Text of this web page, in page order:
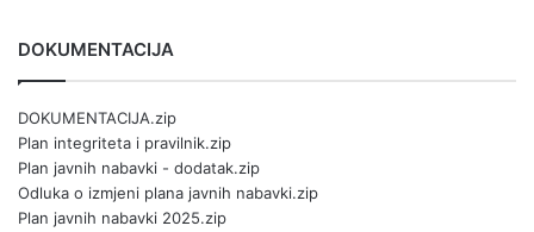
DOKUMENTACIJA
DOKUMENTACIJA.zip
Plan integriteta i pravilnik.zip
Plan javnih nabavki - dodatak.zip
Odluka o izmjeni plana javnih nabavki.zip
Plan javnih nabavki 2025.zip